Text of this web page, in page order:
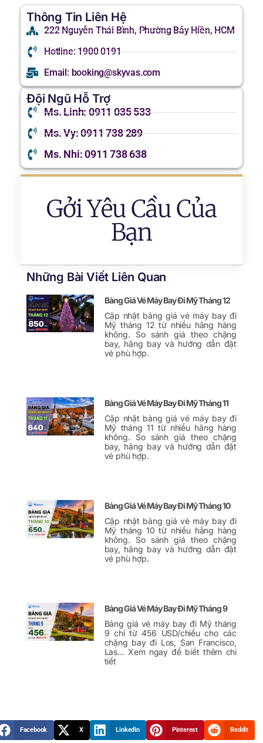
Thông Tin Liên Hệ
222 Nguyễn Thái Bình, Phường Bảy Hiền, HCM
Hotline: 1900 0191
Email: booking@skyvas.com
Đội Ngũ Hỗ Trợ
Ms. Linh: 0911 035 533
Ms. Vy: 0911 738 289
Ms. Nhi: 0911 738 638
Gởi Yêu Cầu Của
Bạn
Những Bài Viết Liên Quan
Bảng Giá Vé Máy Bay Đi Mỹ Tháng 12
Cập nhật bảng giá vé máy bay đi
Mỹ tháng 12 từ nhiều hãng hàng
không. So sánh giá theo chặng
bay, hãng bay và hướng dẫn đặt
vé phù hợp.
Bảng Giá Vé Máy Bay Đi Mỹ Tháng 11
Cập nhật bảng giá vé máy bay đi
Mỹ tháng 11 từ nhiều hãng hàng
không. So sánh giá theo chặng
bay, hãng bay và hướng dẫn đặt
vé phù hợp.
Bảng Giá Vé Máy Bay Đi Mỹ Tháng 10
Cập nhật bảng giá vé máy bay đi
Mỹ tháng 10 từ nhiều hãng hàng
không. So sánh giá theo chặng
bay, hãng bay và hướng dẫn đặt
vé phù hợp.
Bảng Giá Vé Máy Bay Đi Mỹ Tháng 9
Bảng giá vé máy bay đi Mỹ tháng
9 chỉ từ 456 USD/chiều cho các
chặng bay đi Los, San Francisco,
Las… Xem ngay để biết thêm chi
tiết
Facebook X LinkedIn Pinterest Reddit